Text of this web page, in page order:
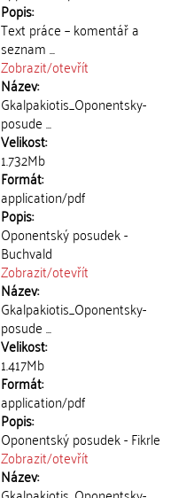
Popis:
Text práce – komentář a
seznam ...
Zobrazit/otevřít
Název:
Gkalpakiotis_Oponentsky-
posude ...
Velikost:
1.732Mb
Formát:
application/pdf
Popis:
Oponentský posudek -
Buchvald
Zobrazit/otevřít
Název:
Gkalpakiotis_Oponentsky-
posude ...
Velikost:
1.417Mb
Formát:
application/pdf
Popis:
Oponentský posudek - Fikrle
Zobrazit/otevřít
Název: